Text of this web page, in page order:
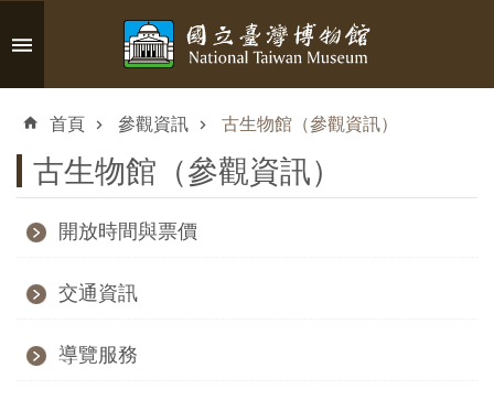
跳到主要內容區塊
搜
識
博
首頁 參觀資訊 古生物館（參觀資訊）
古生物館（參觀資訊）
開放時間與票價
交通資訊
導覽服務